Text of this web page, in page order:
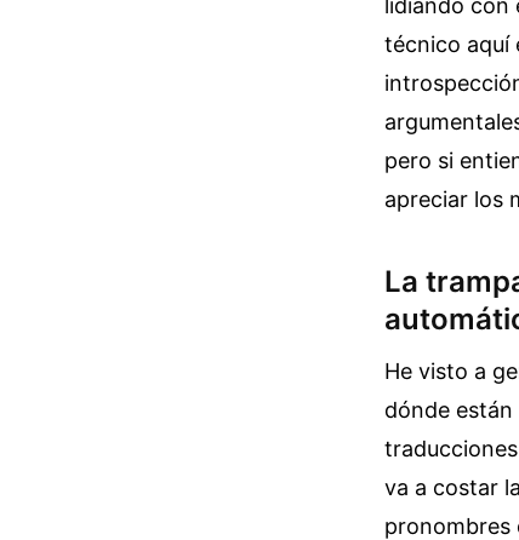
lidiando con
técnico aquí
pero si
apreciar los
La
He visto a
dónde están
va a costar
pronombres